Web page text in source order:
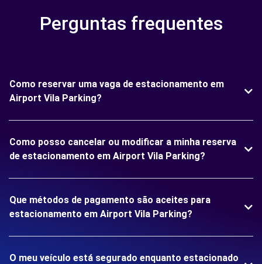
Perguntas frequentes
Como reservar uma vaga de estacionamento em
Airport Vila Parking?
Como posso cancelar ou modificar a minha reserva
de estacionamento em Airport Vila Parking?
Que métodos de pagamento são aceites para
estacionamento em Airport Vila Parking?
O meu veículo está segurado enquanto estacionado